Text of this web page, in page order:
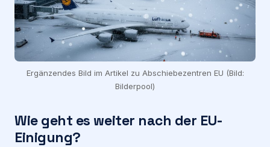
Ergänzendes Bild im Artikel zu Abschiebezentren EU (Bild:
Bilderpool)
Wie geht es weiter nach der EU-
Einigung?